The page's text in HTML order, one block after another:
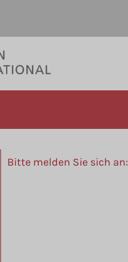
Bitte melden Sie sich an: